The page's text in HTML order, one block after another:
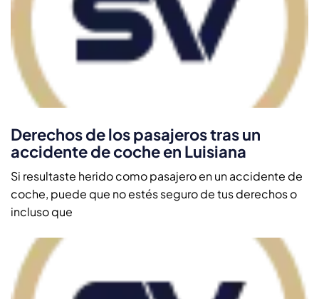
Derechos de los pasajeros tras un
accidente de coche en Luisiana
Si resultaste herido como pasajero en un accidente de
coche, puede que no estés seguro de tus derechos o
incluso que